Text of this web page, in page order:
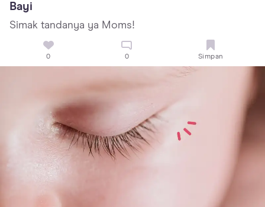
Bayi
Simak tandanya ya Moms!
0 0 Simpan